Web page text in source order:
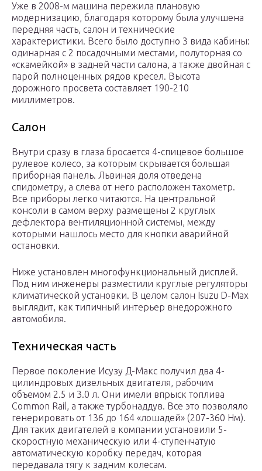
Уже в 2008-м машина пережила плановую
модернизацию, благодаря которому была улучшена
передняя часть, салон и технические
характеристики. Всего было доступно 3 вида кабины:
одинарная с 2 посадочными местами, полуторная со
«скамейкой» в задней части салона, а также двойная с
парой полноценных рядов кресел. Высота
дорожного просвета составляет 190-210
миллиметров.
Салон
Внутри сразу в глаза бросается 4-спицевое большое
рулевое колесо, за которым скрывается большая
приборная панель. Львиная доля отведена
спидометру, а слева от него расположен тахометр.
Все приборы легко читаются. На центральной
консоли в самом верху размещены 2 круглых
дефлектора вентиляционной системы, между
которыми нашлось место для кнопки аварийной
остановки.
Ниже установлен многофункциональный дисплей.
Под ним инженеры разместили круглые регуляторы
климатической установки. В целом салон Isuzu D-Max
выглядит, как типичный интерьер внедорожного
автомобиля.
Техническая часть
Первое поколение Исузу Д-Макс получил два 4-
цилиндровых дизельных двигателя, рабочим
объемом 2.5 и 3.0 л. Они имели впрыск топлива
Common Rail, а также турбонаддув. Все это позволяло
генерировать от 136 до 164 «лошадей» (207-360 Нм).
Для таких двигателей в компании установили 5-
скоростную механическую или 4-ступенчатую
автоматическую коробку передач, которая
передавала тягу к задним колесам.